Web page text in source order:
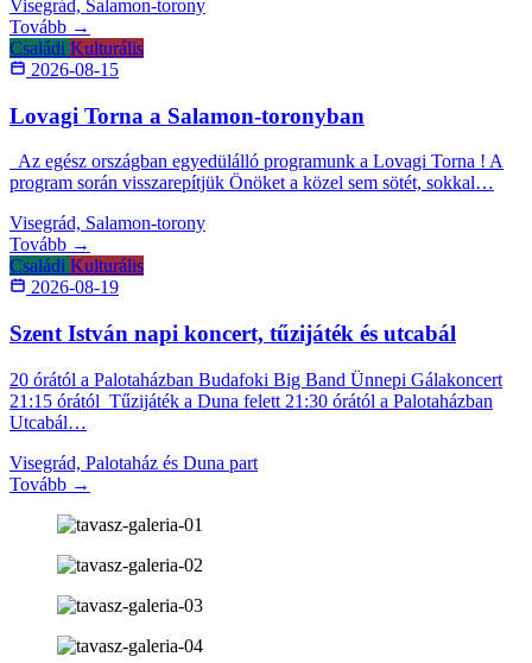
Visegrád, Salamon-torony
Tovább →
Családi Kulturális
2026-08-15
Lovagi Torna a Salamon-toronyban
Az egész országban egyedülálló programunk a Lovagi Torna ! A
program során visszarepítjük Önöket a közel sem sötét, sokkal…
Visegrád, Salamon-torony
Tovább →
Családi Kulturális
2026-08-19
Szent István napi koncert, tűzijáték és utcabál
20 órától a Palotaházban Budafoki Big Band Ünnepi Gálakoncert
21:15 órától Tűzijáték a Duna felett 21:30 órától a Palotaházban
Utcabál…
Visegrád, Palotaház és Duna part
Tovább →